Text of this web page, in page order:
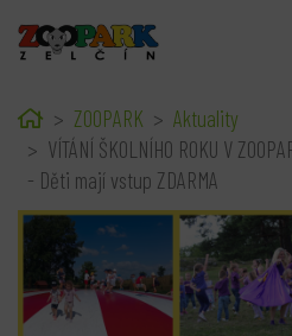
HomeZOOPARK
Aktuality
VÍTÁNÍ ŠKOLNÍHO ROKU V
- Děti mají vstup ZDARMA